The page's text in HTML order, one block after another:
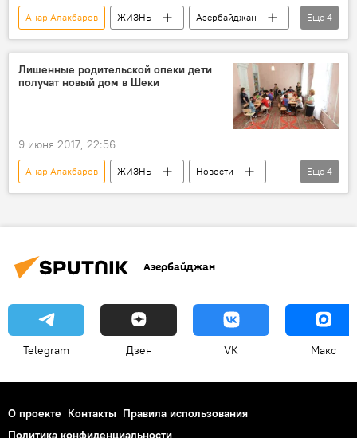
Гран-при Азербайджана
Церемония награждения
Гран-при Азербайджана "Формулы-1"
Анар Алакбаров ЖИЗНЬ
Азербайджан
Спорт
Новости
Баку
Гран-при Азербайджана "Формулы-1"
Еще 4
Лишенные родительской опеки дети
получат новый дом в Шеки
9 июня 2017, 22:56
Анар Алакбаров ЖИЗНЬ
Новости
Шеки
Фонд Гейдара Алиева
Еще 4
Азербайджан
Telegram Дзен VK Макс
О проекте Контакты Правила использования
Политика конфиденциальности